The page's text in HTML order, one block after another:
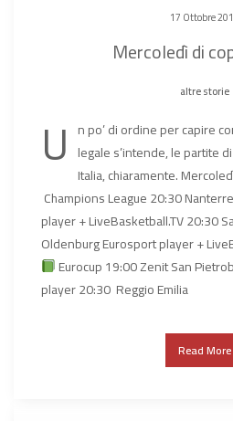
17 Ottobre
Mercoledì di
altre storie
U n po’ di ordine per capire
legale s’intende, le partite
Italia, chiaramente.
Champions League 20:30
player + LiveBasketball.TV 20:30
Oldenburg Eurosport player +
Eurocup 19:00 Zenit San
player 20:30 Reggio Emilia
Read More